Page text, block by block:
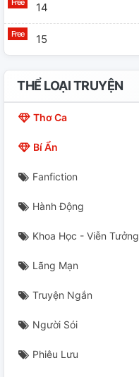
14
15
THỂ LOẠI TRUYỆN
Thơ Ca
Bí Ẩn
Fanfiction
Hành Động
Khoa Học - Viễn Tưởng
Lãng Mạn
Truyện Ngắn
Người Sói
Phiêu Lưu